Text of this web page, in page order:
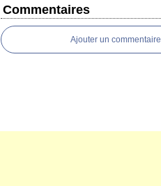
Commentaires
Ajouter un commentaire